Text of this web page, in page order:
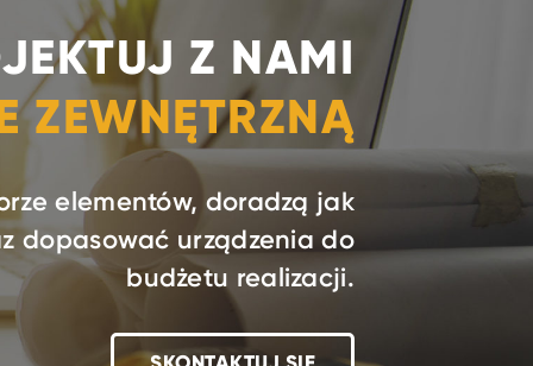
Z NAMI
ZEWNĘTRZNĄ
elementów, doradzą jak
dopasować urządzenia do
budżetu realizacji.